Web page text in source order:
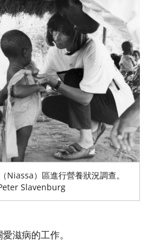
Niassa）區進行營養狀況調查。
Slavenburg
滋病的工作。